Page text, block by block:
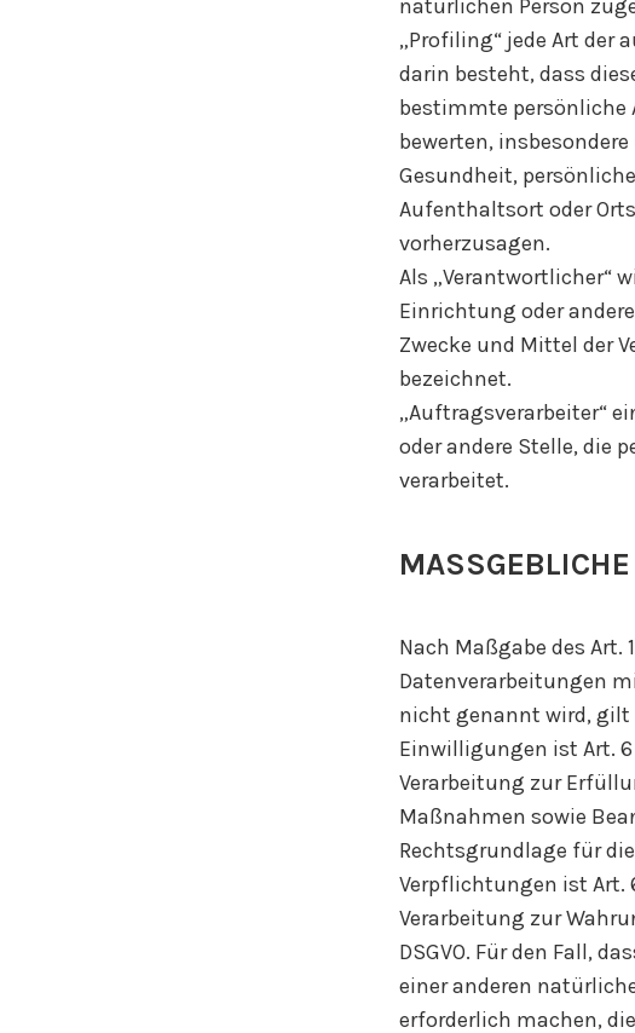
natürlichen Person
„Profiling“ jede Art der
darin besteht, dass
bestimmte persönliche
bewerten,
Gesundheit,
Aufenthaltsort oder
vorherzusagen.
Als „Verantwortlicher“
Einrichtung oder
Zwecke und Mittel der
bezeichnet.
„Auftragsverarbeiter“
oder andere Stelle, die
verarbeitet.
MASSGEBLICHE
Nach Maßgabe des Art.
Datenverarbeitungen
nicht genannt wird, gilt
Einwilligungen ist Art. 6
Verarbeitung zur
Maßnahmen sowie
Rechtsgrundlage für
Verpflichtungen ist Art.
Verarbeitung zur
DSGVO. Für den Fall,
einer anderen
erforderlich machen,